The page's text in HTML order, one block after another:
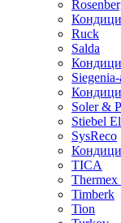
Ruck
Salda
Soler &
Stiebel
SysReco
TICA
Thermex
Timberk
Tion